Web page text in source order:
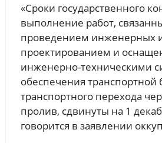
«Сроки государственного
выполнение работ,
проведением инженерных
проектированием и
инженерно-техническими
обеспечения транспортной
транспортного перехода
пролив, сдвинуты на 1
говорится в заявлении